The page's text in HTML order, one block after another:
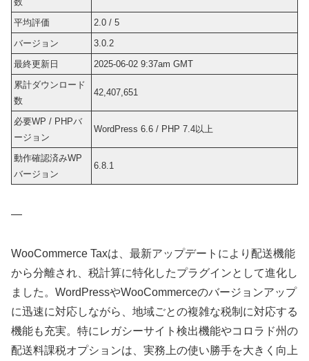
平均評価
2.0 / 5
バージョン
3.0.2
最終更新日
2025-06-02 9:37am GMT
累計ダウンロード
数
42,407,651
必要WP / PHPバ
ージョン
WordPress 6.6 / PHP 7.4以上
動作確認済みWP
バージョン
6.8.1
—
WooCommerce Taxは、最新アップデートにより配送機能
から分離され、税計算に特化したプラグインとして進化し
ました。WordPressやWooCommerceのバージョンアップ
に迅速に対応しながら、地域ごとの複雑な税制に対応する
機能も充実。特にレガシーサイト検出機能やコロラド州の
配送料課税オプションは、実務上の使い勝手を大きく向上